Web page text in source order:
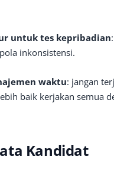
untuk tes kepribadian
inkonsistensi.
waktu: jangan
baik kerjakan semua
Kandidat